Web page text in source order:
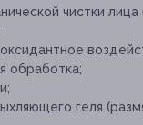
чистки лица
обработка;
геля